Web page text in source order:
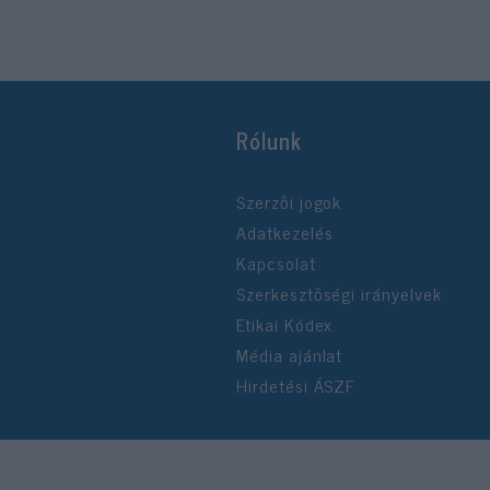
Rólunk
Szerzői jogok
Adatkezelés
Kapcsolat
Szerkesztőségi irányelvek
Etikai Kódex
Média ajánlat
Hirdetési ÁSZF